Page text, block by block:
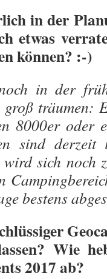
in der
etwas
können? :-)
in der
träumen:
8000er oder
sind
sich noch
bestens
Wie
2017 ab?